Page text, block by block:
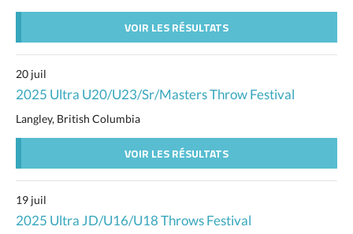
VOIR LES RÉSULTATS
20 juil
2025 Ultra U20/U23/Sr/Masters Throw Festival
Langley, British Columbia
VOIR LES RÉSULTATS
19 juil
2025 Ultra JD/U16/U18 Throws Festival